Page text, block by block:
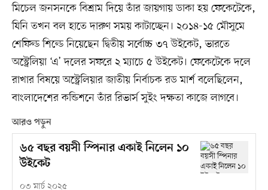
মিচেল জনসনকে বিশ্রাম দিয়ে তাঁর জায়গায় ডাকা হয় ফেকেটেকে,
যিনি তখন বল হাতে দারুণ সময় কাটাচ্ছেন। ২০১৪-১৫ মৌসুমে
শেফিল্ড শিল্ডে নিয়েছেন দ্বিতীয় সর্বোচ্চ ৩৭ উইকেট, ভারতে
অস্ট্রেলিয়া ‘এ’ দলের সফরে ২ ম্যাচে ৫ উইকেট। ফেকেটেকে দলে
রাখার বিষয়ে অস্ট্রেলিয়ার জাতীয় নির্বাচক রড মার্শ বলেছিলেন,
বাংলাদেশের কন্ডিশনে তাঁর রিভার্স সুইং দক্ষতা কাজে লাগবে।
আরও পড়ুন
৬৫ বছর বয়সী স্পিনার একাই নিলেন ১০
উইকেট
০৩ মার্চ ২০২৫